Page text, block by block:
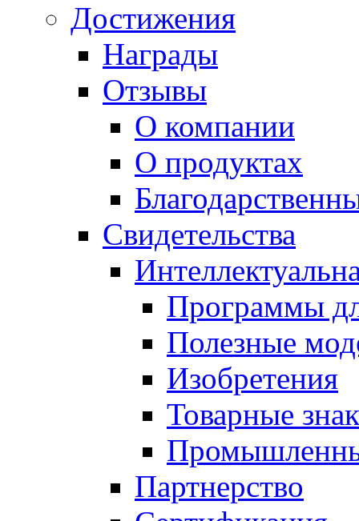
Достижения
Награды
Отзывы
О компании
О продуктах
Свидетельства
Программы
Полезные
Изобретения
Товарные
Партнерство